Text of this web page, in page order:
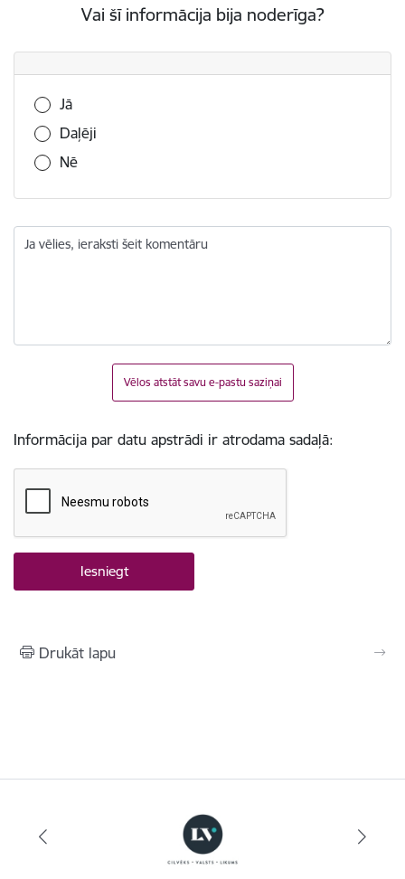
Vai šī informācija bija noderīga?
Vai šī informācija bija noderīga?
Jā
Daļēji
Nē
Ja vēlies, ieraksti šeit komentāru
Vēlos atstāt savu e-pastu saziņai
Informācija par datu apstrādi ir atrodama sadaļā:
Drukāt lapu